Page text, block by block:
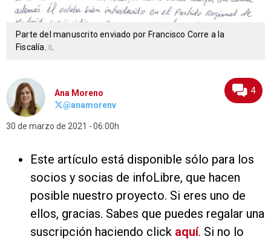
Parte del manuscrito enviado por Francisco Corre a la
Fiscalía.
IL
Ana Moreno
@anamorenv
30 de marzo de 2021 06:00h
4
Este artículo está disponible sólo para los
socios y socias de infoLibre, que hacen
posible nuestro proyecto. Si eres uno de
ellos, gracias. Sabes que puedes regalar una
suscripción haciendo click aquí. Si no lo